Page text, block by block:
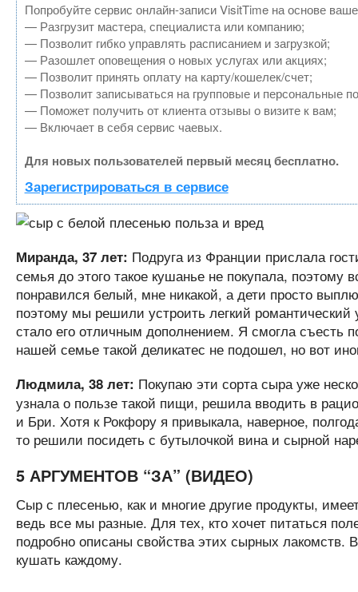
Попробуйте сервис онлайн-записи VisitTime на основе
— Разгрузит мастера, специалиста или компанию;
— Позволит гибко управлять расписанием и загрузкой;
— Разошлет оповещения о новых услугах или акциях;
— Позволит принять оплату на карту/кошелек/счет;
— Позволит записываться на групповые и персональные
— Поможет получить от клиента отзывы о визите к вам;
— Включает в себя сервис чаевых.
Для новых пользователей первый месяц бесплатно.
Зарегистрироваться в сервисе
Миранда, 37 лет: Подруга из Франции прислала
семья до этого такое кушанье не покупала,
понравился белый, мне никакой, а дети просто
поэтому мы решили устроить легкий романтический
стало его отличным дополнением. Я смогла съесть
нашей семье такой деликатес не подошел, но вот
Людмила, 38 лет: Покупаю эти сорта сыра уже
узнала о пользе такой пищи, решила вводить в
и Бри. Хотя к Рокфору я привыкала, наверное,
то решили посидеть с бутылочкой вина и сырной
5 АРГУМЕНТОВ “ЗА” (ВИДЕО)
Сыр с плесенью, как и многие другие продукты,
ведь все мы разные. Для тех, кто хочет питаться
подробно описаны свойства этих сырных лакомств.
кушать каждому.